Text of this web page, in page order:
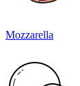
Mozzarella